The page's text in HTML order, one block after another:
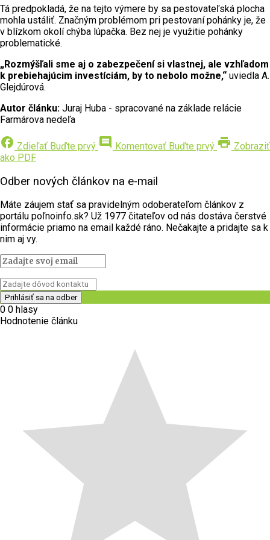
Tá predpokladá, že na tejto výmere by sa pestovateľská plocha
mohla ustáliť. Značným problémom pri pestovaní pohánky je, že
v blízkom okolí chýba lúpačka. Bez nej je využitie pohánky
problematické.
„Rozmýšľali sme aj o zabezpečení si vlastnej, ale vzhľadom
k prebiehajúcim investíciám, by to nebolo možne,“ uviedla A.
Glejdúrová.
Autor článku: Juraj Huba - spracované na základe relácie
Farmárova nedeľa
facebook Zdieľať Buďte prvý comment Komentovať Buďte prvý print Zobraziť
ako PDF
Odber nových článkov na e-mail
Máte záujem stať sa pravidelným odoberateľom článkov z
portálu poľnoinfo.sk? Už 1977 čitateľov od nás dostáva čerstvé
informácie priamo na email každé ráno. Nečakajte a pridajte sa k
nim aj vy.
0 0 hlasy
Hodnotenie článku